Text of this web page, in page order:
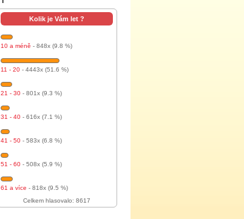
Kolik je Vám let ?
10 a méně - 848x (9.8 %)
11 - 20 - 4443x (51.6 %)
21 - 30 - 801x (9.3 %)
31 - 40 - 616x (7.1 %)
41 - 50 - 583x (6.8 %)
51 - 60 - 508x (5.9 %)
61 a více - 818x (9.5 %)
Celkem hlasovalo: 8617